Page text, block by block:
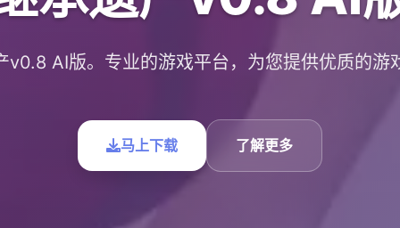
v0.8 AI版。专业的游戏平台，为您提供优质的游
马上下载 了解更多